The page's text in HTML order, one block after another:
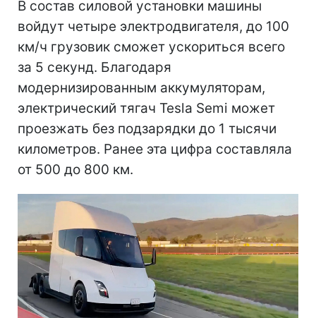
В состав силовой установки машины
войдут четыре электродвигателя, до 100
км/ч грузовик сможет ускориться всего
за 5 секунд. Благодаря
модернизированным аккумуляторам,
электрический тягач Tesla Semi может
проезжать без подзарядки до 1 тысячи
километров. Ранее эта цифра составляла
от 500 до 800 км.